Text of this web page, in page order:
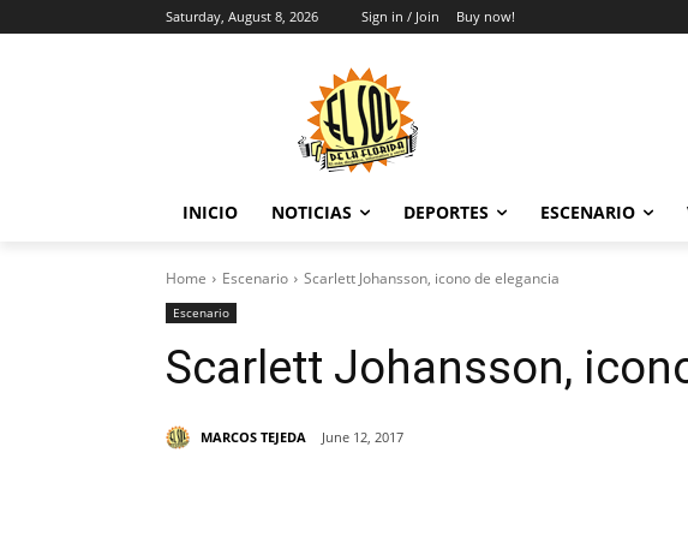
Saturday, August 8, 2026 Sign in / Join Buy now!
INICIO NOTICIAS DEPORTES ESCENARIO
Home Escenario Scarlett Johansson, icono de elegancia
Escenario
Scarlett Johansson,
MARCOS TEJEDA June 12, 2017